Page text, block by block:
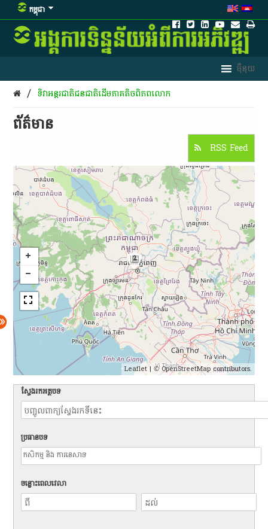
កម្ពុជា
/ ទិវា​អន្តរជាតិ​ជនជាតិ​ដើម​ភាគ​តិច​ពិភព​លោក​
ព័ត៌មាន​
RSS Feed
2
Leaflet| © OpenStreetMapcontributors.
ស្វែងរកអត្ថបទ
ប្រធានបទ
ចន្លោះពេលវេលា